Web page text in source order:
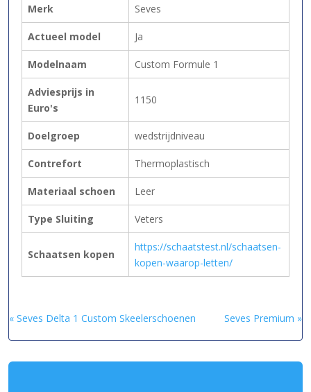
Merk Seves
Actueel model Ja
Modelnaam Custom Formule 1
Adviesprijs in
Euro's
1150
Doelgroep wedstrijdniveau
Contrefort Thermoplastisch
Materiaal schoen Leer
Type Sluiting Veters
Schaatsen kopen
https://schaatstest.nl/schaatsen-
kopen-waarop-letten/
« Seves Delta 1 Custom Skeelerschoenen Seves Premium »